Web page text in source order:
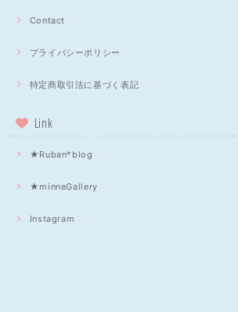
Contact
プライバシーポリシー
特定商取引法に基づく表記
Link
★Ruban*blog
★minneGallery
Instagram